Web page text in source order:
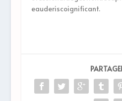
eauderiscoignificant.